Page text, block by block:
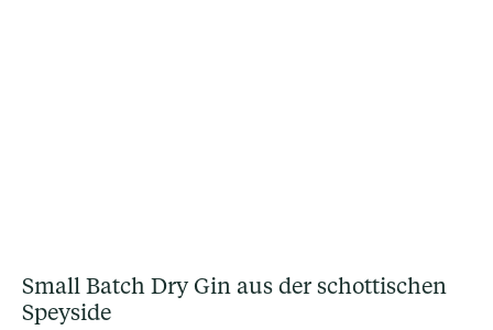
Small Batch Dry Gin aus der schottischen
Speyside